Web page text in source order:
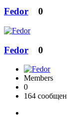
Fedor 0
Fedor 0
Members
0
164